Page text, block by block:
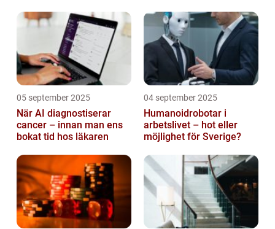
05 september 2025
När AI diagnostiserar
cancer – innan man ens
bokat tid hos läkaren
04 september 2025
Humanoidrobotar i
arbetslivet – hot eller
möjlighet för Sverige?